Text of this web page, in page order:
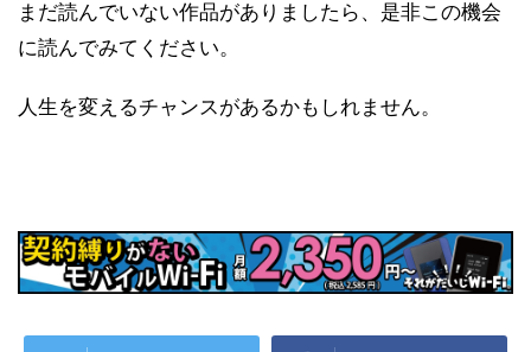
まだ読んでいない作品がありましたら、是非この機会
に読んでみてください。
人生を変えるチャンスがあるかもしれません。